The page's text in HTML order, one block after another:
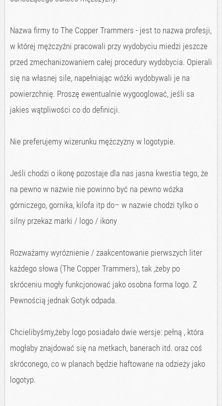
Nazwa firmy to The Copper Trammers - jest to nazwa profesji,
w której mężczyźni pracowali przy wydobyciu miedzi jeszcze
przed zmechanizowaniem całej procedury wydobycia. Opierali
się na własnej sile, napełniając wózki wydobywali je na
powierzchnię. Proszę ewentualnie wygooglować, jeśli sa
jakies wątpliwości co do definicji.
Nie preferujemy wizerunku mężczyzny w logotypie.
Jeśli chodzi o ikonę pozostaje dla nas jasna kwestia tego, że
na pewno w nazwie nie powinno być na pewno wózka
górniczego, gornika, kilofa itp do– w nazwie chodzi tylko o
silny przekaz marki / logo / ikony
Rozważamy wyróznienie / zaakcentowanie pierwszych liter
każdego słowa (The Copper Trammers), tak ,żeby po
skróceniu mogły funkcjonować jako osobna forma logo. Z
Pewnością jednak Gotyk odpada.
Chcielibyśmy,żeby logo posiadało dwie wersje: pełną , która
mogłaby znajdować się na metkach, banerach itd. oraz coś
skróconego, co w planach będzie haftowane na odzieży jako
logotyp.